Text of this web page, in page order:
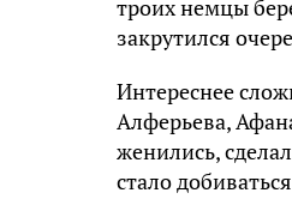
троих немцы
закрутился
Интереснее
Алферьева,
женились,
стало